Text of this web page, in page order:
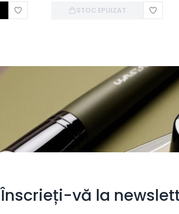
STOC EPUIZAT
Înscrieți-vă la